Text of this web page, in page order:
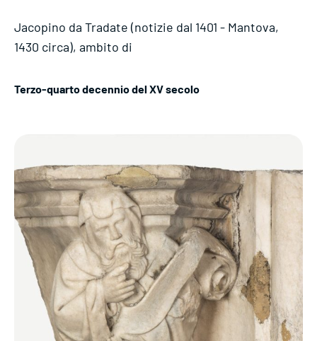
Jacopino da Tradate (notizie dal 1401 - Mantova,
1430 circa), ambito di
Terzo-quarto decennio del XV secolo